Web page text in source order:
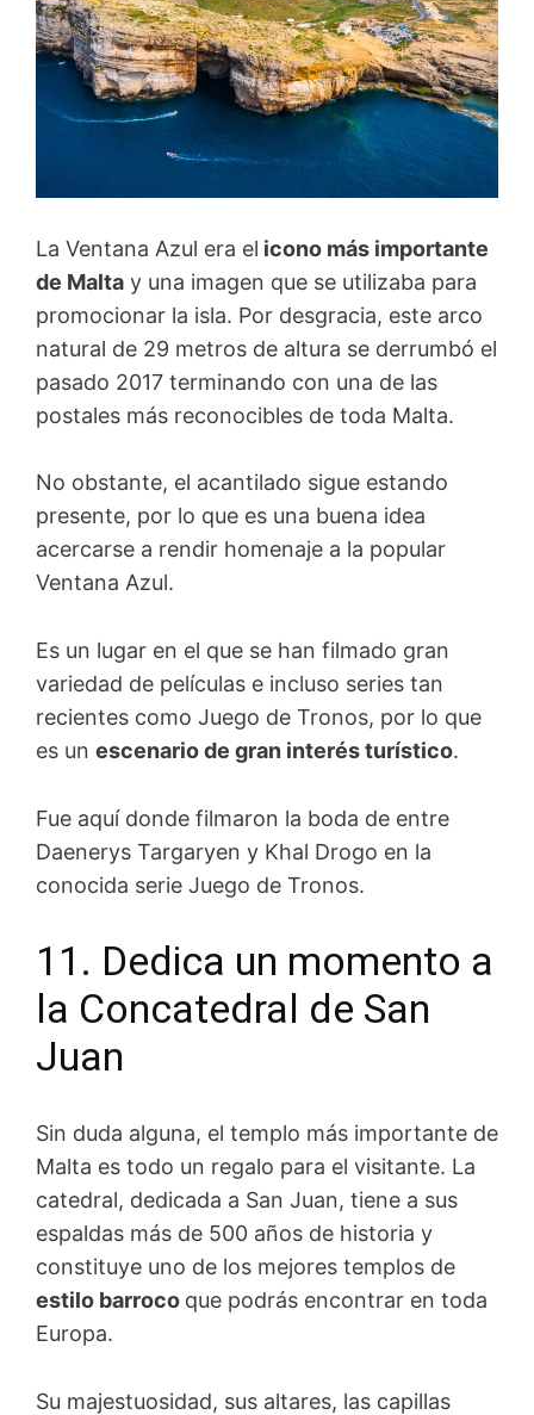
La Ventana Azul era el icono más importante
de Malta y una imagen que se utilizaba para
promocionar la isla. Por desgracia, este arco
natural de 29 metros de altura se derrumbó el
pasado 2017 terminando con una de las
postales más reconocibles de toda Malta.
No obstante, el acantilado sigue estando
presente, por lo que es una buena idea
acercarse a rendir homenaje a la popular
Ventana Azul.
Es un lugar en el que se han filmado gran
variedad de películas e incluso series tan
recientes como Juego de Tronos, por lo que
es un escenario de gran interés turístico.
Fue aquí donde filmaron la boda de entre
Daenerys Targaryen y Khal Drogo en la
conocida serie Juego de Tronos.
11. Dedica un momento a
la Concatedral de San
Juan
Sin duda alguna, el templo más importante de
Malta es todo un regalo para el visitante. La
catedral, dedicada a San Juan, tiene a sus
espaldas más de 500 años de historia y
constituye uno de los mejores templos de
estilo barroco que podrás encontrar en toda
Europa.
Su majestuosidad, sus altares, las capillas